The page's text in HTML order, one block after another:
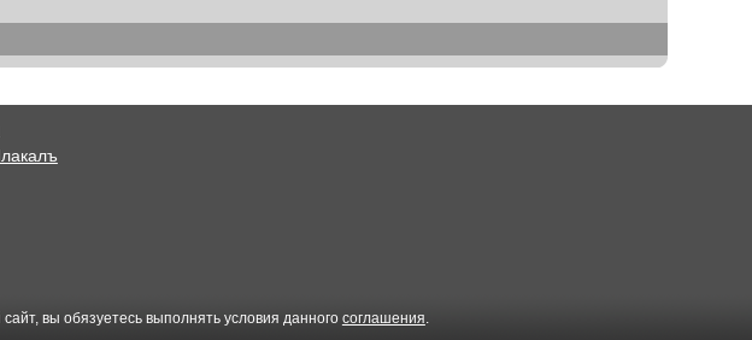
2.09 Мб 2.76 Мб
С 8 Марта - Made in
851.21 Кб
С 8 Марта - Моя
вы обязуетесь выполнять условия данного соглашения.